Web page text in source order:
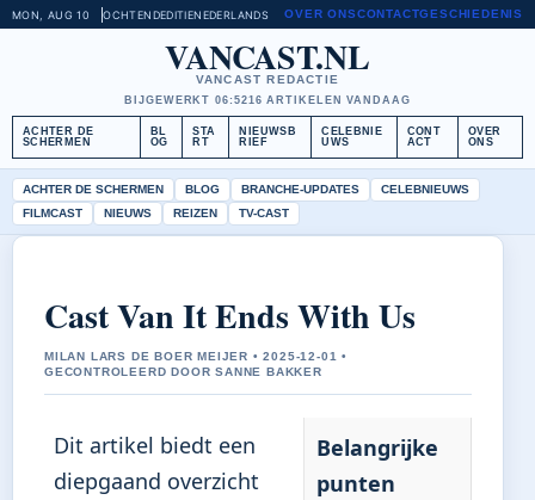
MON, AUG 10 OCHTENDEDITIENEDERLANDS OVER ONSCONTACTGESCHIEDENIS
VANCAST.NL
VANCAST REDACTIE
BIJGEWERKT 06:5216 ARTIKELEN VANDAAG
ACHTER DE
SCHERMEN
BL
OG
STA
RT
NIEUWSB
RIEF
CELEBNIE
UWS
CONT
ACT
OVER
ONS
ACHTER DE SCHERMEN BLOG BRANCHE-UPDATES
CELEBNIEUWS
FILMCAST
NIEUWS REIZEN TV-CAST
Cast Van It Ends With Us
MILAN LARS DE BOER MEIJER • 2025-12-01 •
GECONTROLEERD DOOR SANNE BAKKER
Dit artikel biedt een
diepgaand overzicht
Belangrijke
punten